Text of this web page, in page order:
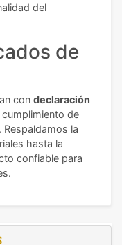
del
de
con declaración
de
la
hasta la
confiable para